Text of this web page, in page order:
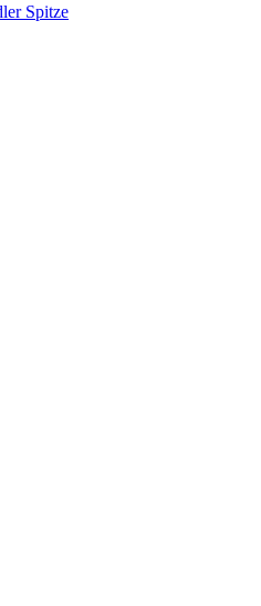
Spitze